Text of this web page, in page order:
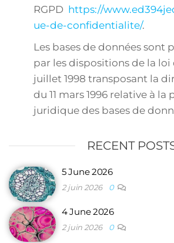
RGPD https://
ue-de-confidentialite/.
Les bases de données sont
par les dispositions de la loi
juillet 1998 transposant la
du 11 mars 1996 relative à
juridique des bases de
RECENT
5 June 2026
2 juin 2026 0
4 June 2026
2 juin 2026 0